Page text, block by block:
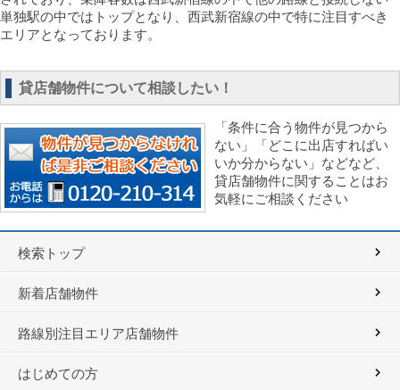
単独駅の中ではトップとなり、西武新宿線の中で特に注目すべき
エリアとなっております。
貸店舗物件について相談したい！
「条件に合う物件が見つから
ない」「どこに出店すればい
いか分からない」などなど、
貸店舗物件に関することはお
気軽にご相談ください
検索トップ
新着店舗物件
路線別注目エリア店舗物件
はじめての方